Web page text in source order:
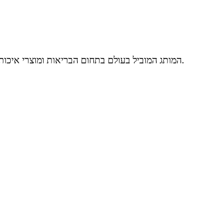
מחמם בקבוקים ומזון לתינוקות מבית BEURER – המותג המוביל בעולם בתחום הבריאות ומוצרי איכות חיים. מחמם בקבוקי תינוקות דיגיטלי עם תצוגה רציפה של הטמפרטורה.